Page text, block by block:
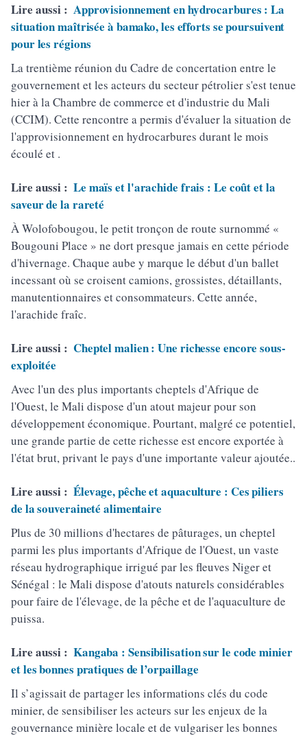
Lire aussi : Approvisionnement en hydrocarbures : La
situation maîtrisée à bamako, les efforts se poursuivent
pour les régions
La trentième réunion du Cadre de concertation entre le
gouvernement et les acteurs du secteur pétrolier s'est tenue
hier à la Chambre de commerce et d'industrie du Mali
(CCIM). Cette rencontre a permis d'évaluer la situation de
l'approvisionnement en hydrocarbures durant le mois
écoulé et .
Lire aussi : Le maïs et l'arachide frais : Le coût et la
saveur de la rareté
À Wolofobougou, le petit tronçon de route surnommé «
Bougouni Place » ne dort presque jamais en cette période
d'hivernage. Chaque aube y marque le début d'un ballet
incessant où se croisent camions, grossistes, détaillants,
manutentionnaires et consommateurs. Cette année,
l'arachide fraîc.
Lire aussi : Cheptel malien : Une richesse encore sous-
exploitée
Avec l'un des plus importants cheptels d'Afrique de
l'Ouest, le Mali dispose d'un atout majeur pour son
développement économique. Pourtant, malgré ce potentiel,
une grande partie de cette richesse est encore exportée à
l'état brut, privant le pays d'une importante valeur ajoutée..
Lire aussi : Élevage, pêche et aquaculture : Ces piliers
de la souveraineté alimentaire
Plus de 30 millions d'hectares de pâturages, un cheptel
parmi les plus importants d'Afrique de l'Ouest, un vaste
réseau hydrographique irrigué par les fleuves Niger et
Sénégal : le Mali dispose d'atouts naturels considérables
pour faire de l'élevage, de la pêche et de l'aquaculture de
puissa.
Lire aussi : Kangaba : Sensibilisation sur le code minier
et les bonnes pratiques de l’orpaillage
Il s’agissait de partager les informations clés du code
minier, de sensibiliser les acteurs sur les enjeux de la
gouvernance minière locale et de vulgariser les bonnes